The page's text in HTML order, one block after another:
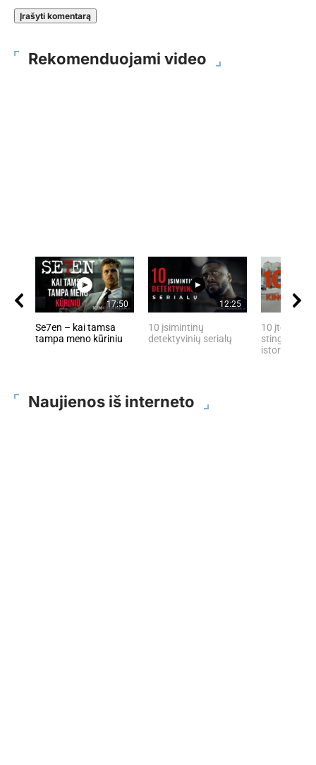
Rekomenduojami video
17:50
Se7en – kai tamsa
tampa meno kūriniu
12:25
10 įsimintinų
detektyvinių serialų
10 įtemptų,
stingdančių
istorijų
Naujienos iš interneto